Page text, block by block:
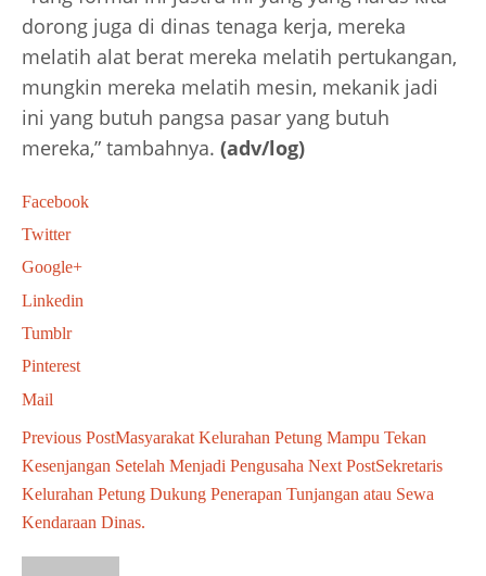
dorong juga di dinas tenaga kerja, mereka
melatih alat berat mereka melatih pertukangan,
mungkin mereka melatih mesin, mekanik jadi
ini yang butuh pangsa pasar yang butuh
mereka,” tambahnya. (adv/log)
Facebook
Twitter
Google+
Linkedin
Tumblr
Pinterest
Mail
Previous PostMasyarakat Kelurahan Petung Mampu Tekan
Kesenjangan Setelah Menjadi Pengusaha Next PostSekretaris
Kelurahan Petung Dukung Penerapan Tunjangan atau Sewa
Kendaraan Dinas.